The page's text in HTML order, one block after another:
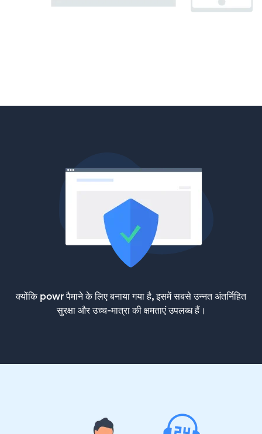
क्योंकि powr पैमाने के लिए बनाया गया है, इसमें सबसे उन्नत अंतर्निहित
सुरक्षा और उच्च-मात्रा की क्षमताएं उपलब्ध हैं।